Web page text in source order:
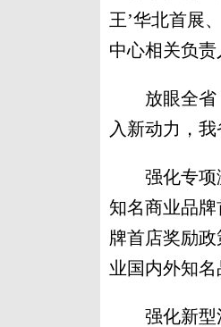
王’华北首展
中心相关负责
放眼全省，
入新动力，
强化专项激
知名商业品
牌首店奖励
业国内外知名
强化新型消